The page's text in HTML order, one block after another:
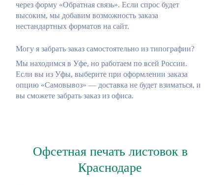
через форму «Обратная связь». Если спрос будет
высоким, мы добавим возможность заказа
нестандартных форматов на сайт.
Могу я забрать заказ самостоятельно из типографии?
Мы находимся в Уфе, но работаем по всей России.
Если вы из Уфы, выберите при оформлении заказа
опцию «Самовывоз» — доставка не будет взиматься, и
вы сможете забрать заказ из офиса.
Офсетная печать листовок в
Краснодаре